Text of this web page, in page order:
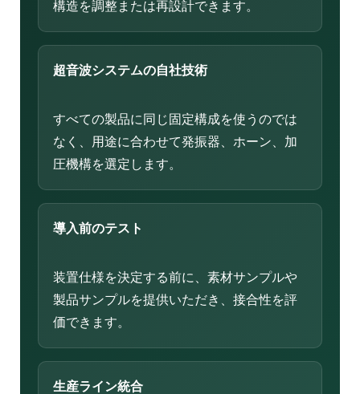
構造を調整または再設計できます。
超音波システムの自社技術
すべての製品に同じ固定構成を使うのでは
なく、用途に合わせて発振器、ホーン、加
圧機構を選定します。
導入前のテスト
装置仕様を決定する前に、素材サンプルや
製品サンプルを提供いただき、接合性を評
価できます。
生産ライン統合